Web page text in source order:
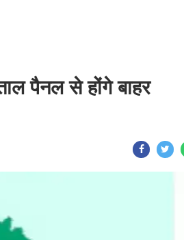
पैनल से होंगे बाहर